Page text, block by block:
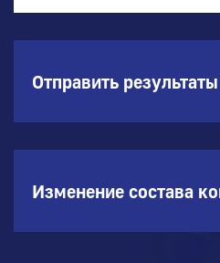
Отправить
Изменение состава